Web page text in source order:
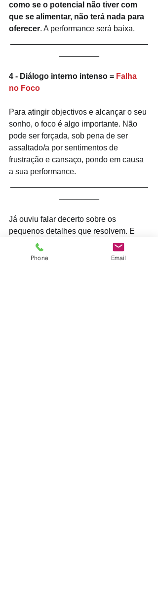
como se o potencial não tiver com
que se alimentar, não terá nada para
oferecer. A performance será baixa.
4 - Diálogo interno intenso = Falha
no Foco
Para atingir objectivos e alcançar o seu
sonho, o foco é algo importante. Não
pode ser forçada, sob pena de ser
assaltado/a por sentimentos de
frustração e cansaço, pondo em causa
a sua performance.
Já ouviu falar decerto sobre os
pequenos detalhes que resolvem. E
são precisamente os pequenos
detalhes dos 4 factores acima que
Phone Email